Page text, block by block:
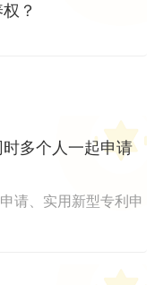
？
多个人一起申请
请、实用新型专利申